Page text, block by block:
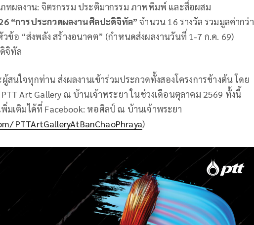
ภทผลงาน: จิตรกรรม ประติมากรรม ภาพพิมพ์ และสื่อผสม
“การประกวดผลงานศิลปะดิจิทัล” จำนวน 16 รางวัล รวมมูลค่ากว่า
ข้อ “ส่งพลัง สร้างอนาคต” (กำหนดส่งผลงานวันที่ 1-7 ก.ค. 69)
จิทัล
นใจทุกท่าน ส่งผลงานเข้าร่วมประกวดทั้งสองโครงการข้างต้น โดย
Art Gallery ณ บ้านเจ้าพระยา ในช่วงเดือนตุลาคม 2569 ทั้งนี้
มเติมได้ที่ Facebook: หอศิลป์ ณ บ้านเจ้าพระยา
PTTArtGalleryAtBanChaoPhraya)